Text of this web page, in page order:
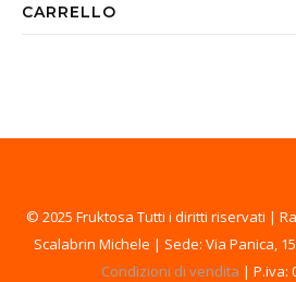
CARRELLO
© 2025 Fruktosa Tutti i diritti riservati |
Scalabrin Michele | Sede: Via Panica,
Condizioni di vendita | P.iva: